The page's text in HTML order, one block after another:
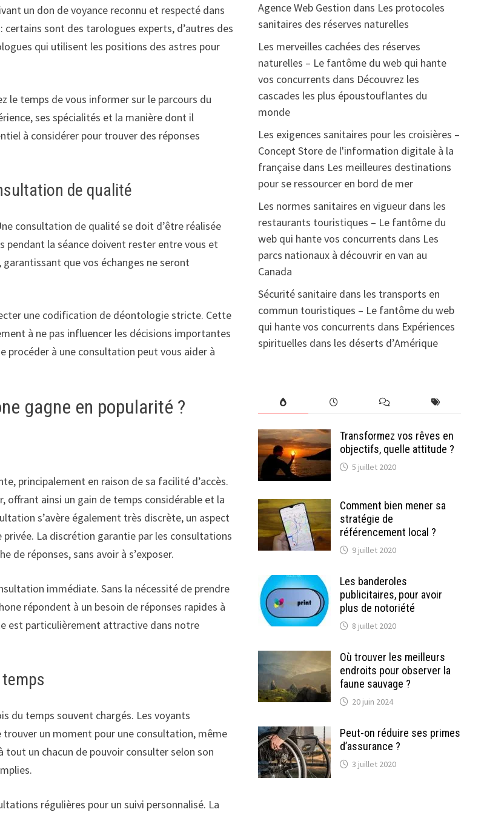
un don de voyance reconnu et respecté dans
certains sont des tarologues experts, d’autres des
qui utilisent les positions des astres pour
le temps de vous informer sur le parcours du
ses spécialités et la manière dont il
à considérer pour trouver des réponses
de qualité
consultation de qualité se doit d’être réalisée
la séance doivent rester entre vous et
que vos échanges ne seront
une codification de déontologie stricte. Cette
à ne pas influencer les décisions importantes
procéder à une consultation peut vous aider à
gagne en popularité ?
principalement en raison de sa facilité d’accès.
offrant ainsi un gain de temps considérable et la
s’avère également très discrète, un aspect
La discrétion garantie par les consultations
de réponses, sans avoir à s’exposer.
immédiate. Sans la nécessité de prendre
répondent à un besoin de réponses rapides à
est particulièrement attractive dans notre
du temps souvent chargés. Les voyants
un moment pour une consultation, même
un chacun de pouvoir consulter selon son
régulières pour un suivi personnalisé. La
Agence Web Gestion dans Les protocoles
sanitaires des réserves naturelles
Les merveilles cachées des réserves
naturelles – Le fantôme du web qui hante
vos concurrents dans Découvrez les
cascades les plus époustouflantes du
monde
Les exigences sanitaires pour les croisières –
Concept Store de l'information digitale à la
françaisedans Les meilleures destinations
pour se ressourcer en bord de mer
Les normes sanitaires en vigueur dans les
restaurants touristiques – Le fantôme du
web qui hante vos concurrents dans Les
parcs nationaux à découvrir en van au
Canada
Sécurité sanitaire dans les transports en
commun touristiques – Le fantôme du web
qui hante vos concurrents dans Expériences
spirituelles dans les déserts d’Amérique
Transformez vos rêves en
objectifs, quelle attitude ?
5 juillet 2020
Comment bien mener sa
stratégie de
référencement local ?
9 juillet 2020
Les banderoles
publicitaires, pour avoir
plus de notoriété
8 juillet 2020
Où trouver les meilleurs
endroits pour observer la
faune sauvage ?
20 juin 2024
Peut-on réduire ses primes
d’assurance ?
3 juillet 2020